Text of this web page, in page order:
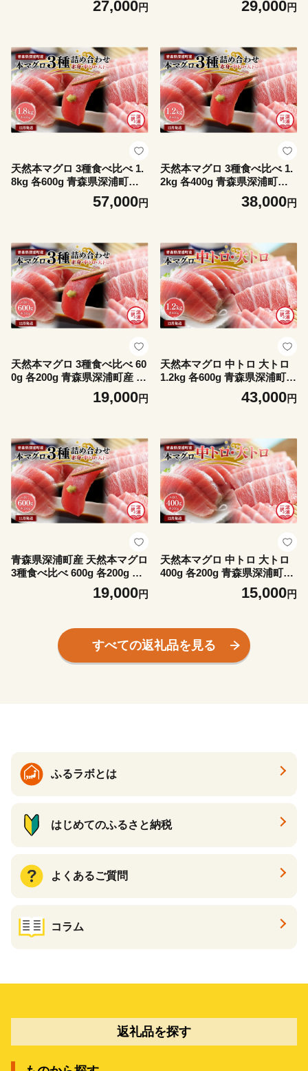
27,000円
刺身 海鮮 鮪 まぐろ【fu-0015
29,000円
天然本マグロ 3種食べ比べ 1.
8kg 各600g 青森県深浦町産
赤身 中トロ 大トロ 冷凍柵 深
浦マグロ 刺身 海鮮 鮪 まぐろ
57,000円
天然本マグロ 3種食べ比べ 1.
2kg 各400g 青森県深浦町産
赤身 中トロ 大トロ 冷凍柵 深
浦マグロ 刺身 海鮮 鮪 まぐろ
38,000円
天然本マグロ 3種食べ比べ 60
0g 各200g 青森県深浦町産 赤
身 中トロ 大トロ 冷凍柵 深浦
マグロ 刺身 海鮮 鮪 まぐろ
19,000円
天然本マグロ 中トロ 大トロ
1.2kg 各600g 青森県深浦町産
食べ比べ 冷凍柵 深浦マグロ
刺身 海鮮 鮪 まぐろ【fu-0015
43,000円
青森県深浦町産 天然本マグロ
3種食べ比べ 600g 各200g 赤
身 中トロ 大トロ 冷凍柵 深浦
マグロ 刺身 海鮮 鮪 まぐろ
19,000円
天然本マグロ 中トロ 大トロ
400g 各200g 青森県深浦町産
食べ比べ 冷凍柵 深浦マグロ
刺身 海鮮 鮪 まぐろ【fu-0015
15,000円
すべての返礼品を見る
ふるラボとは
はじめてのふるさと納税
よくあるご質問
コラム
返礼品を探す